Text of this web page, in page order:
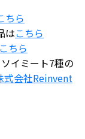
ちら
はこちら
こちら
ソイミート7種の
式会社Reinvent